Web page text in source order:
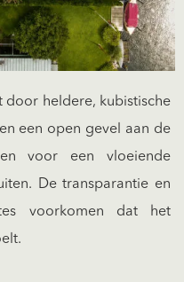
door heldere, kubistische
een open gevel aan de
voor een vloeiende
De transparantie en
voorkomen dat het